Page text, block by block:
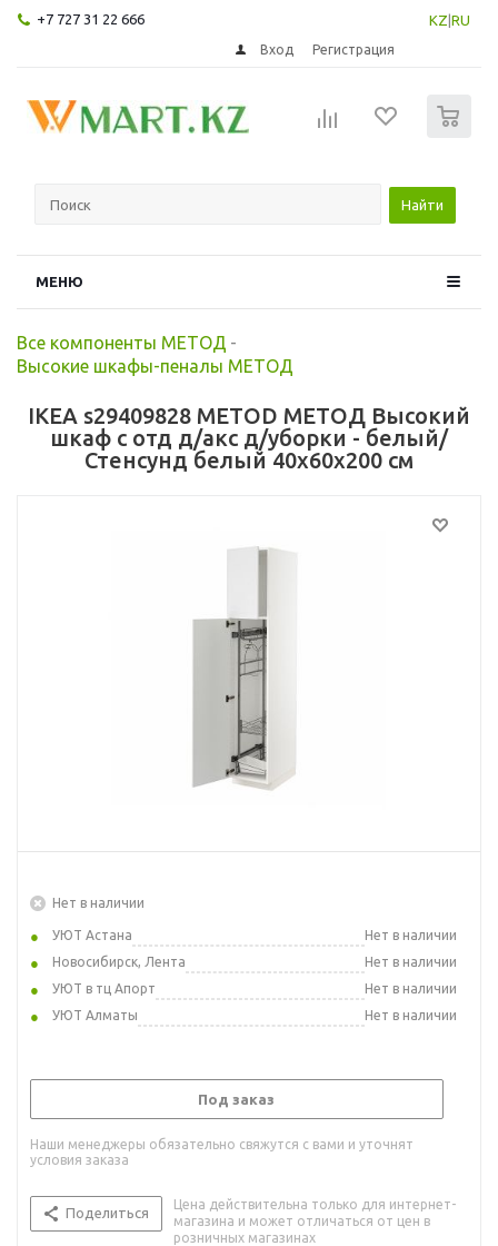
+7 727 31 22 666 KZ RU
Вход Регистрация
Найти
МЕНЮ
Все компоненты МЕТОД -
Высокие шкафы-пеналы МЕТОД
IKEA s29409828 METOD МЕТОД Высокий
шкаф с отд д/акс д/уборки - белый/
Стенсунд белый 40x60x200 см
Нет в наличии
УЮТ Астана
Нет в наличии
Новосибирск, Лента
Нет в наличии
УЮТ в тц Апорт
Нет в наличии
УЮТ Алматы
Нет в наличии
Под заказ
Наши менеджеры обязательно свяжутся с вами и уточнят
условия заказа
Поделиться
Цена действительна только для интернет-
магазина и может отличаться от цен в
розничных магазинах